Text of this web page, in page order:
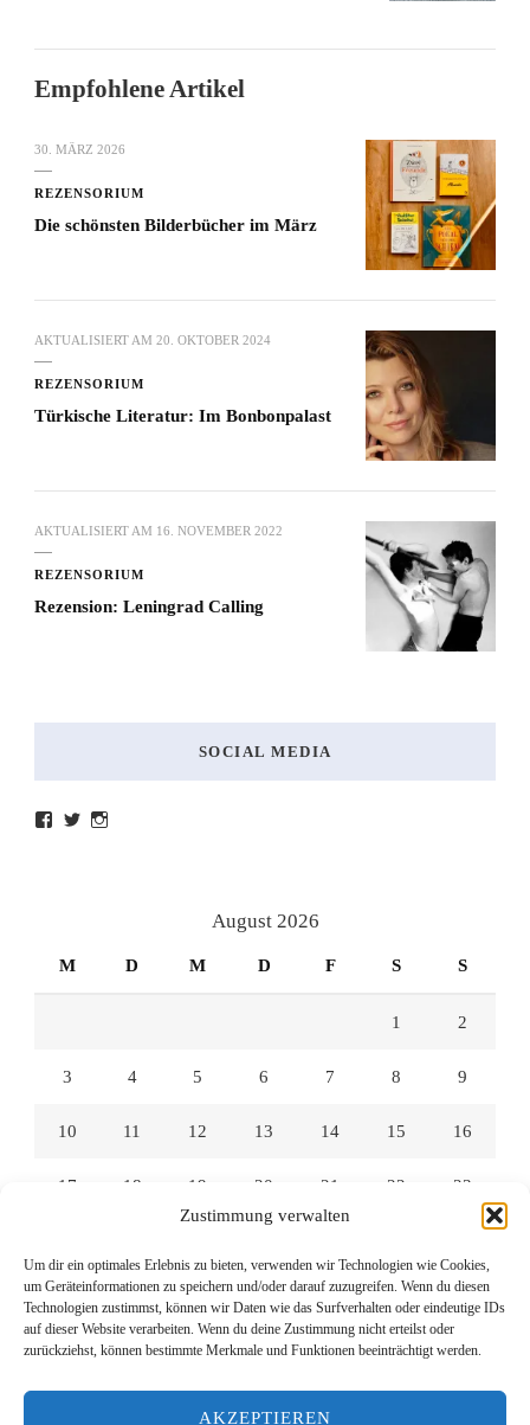
Zustimmung verwalten
Um dir ein optimales Erlebnis zu bieten, verwenden wir Technologien wie Cookies,
um Geräteinformationen zu speichern und/oder darauf zuzugreifen. Wenn du diesen
Technologien zustimmst, können wir Daten wie das Surfverhalten oder eindeutige IDs
auf dieser Website verarbeiten. Wenn du deine Zustimmung nicht erteilst oder
zurückziehst, können bestimmte Merkmale und Funktionen beeinträchtigt werden.
AKZEPTIEREN
Empfohlene Artikel
30. MÄRZ 2026
REZENSORIUM
Die schönsten Bilderbücher im März
AKTUALISIERT AM 20. OKTOBER 2024
REZENSORIUM
Türkische Literatur: Im Bonbonpalast
AKTUALISIERT AM 16. NOVEMBER 2022
REZENSORIUM
Rezension: Leningrad Calling
SOCIAL MEDIA
ProfilProfil
August 2026
M D M D F S S
1 2
3 4 5 6 7 8 9
10 11 12 13 14 15 16
17 18 19 20 21 22 23
31